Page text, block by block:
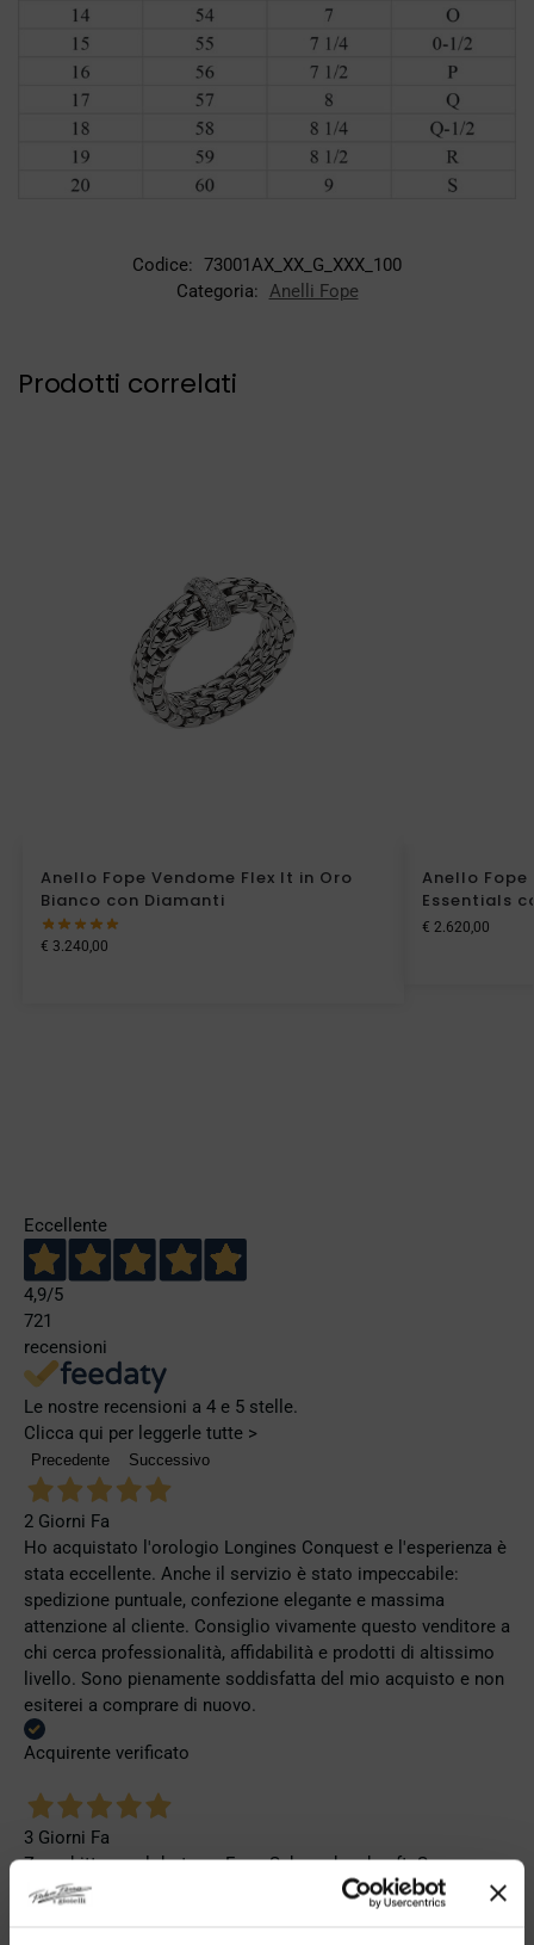
Codice: 73001AX_XX_G_XXX_100
Categoria: Anelli Fope
Prodotti correlati
Anello Fope Vendome Flex It in Oro
Bianco con Diamanti
€ 3.240,00
Anello
Essentials
€ 2.620,00
Eccellente
4,9/5
721
recensioni
Le nostre recensioni a 4 e 5 stelle.
Clicca qui per leggerle tutte >
Precedente Successivo
2 Giorni Fa
Ho acquistato l'orologio Longines Conquest e l'esperienza è
stata eccellente. Anche il servizio è stato impeccabile:
spedizione puntuale, confezione elegante e massima
attenzione al cliente. Consiglio vivamente questo venditore a
chi cerca professionalità, affidabilità e prodotti di altissimo
livello. Sono pienamente soddisfatta del mio acquisto e non
esiterei a comprare di nuovo.
Acquirente verificato
3 Giorni Fa
Zum dritten mal dort von Fope Schmuck gekauft. Super
Service, tolle Preise! Ich kann Fabio Ferro ohne Bedenken